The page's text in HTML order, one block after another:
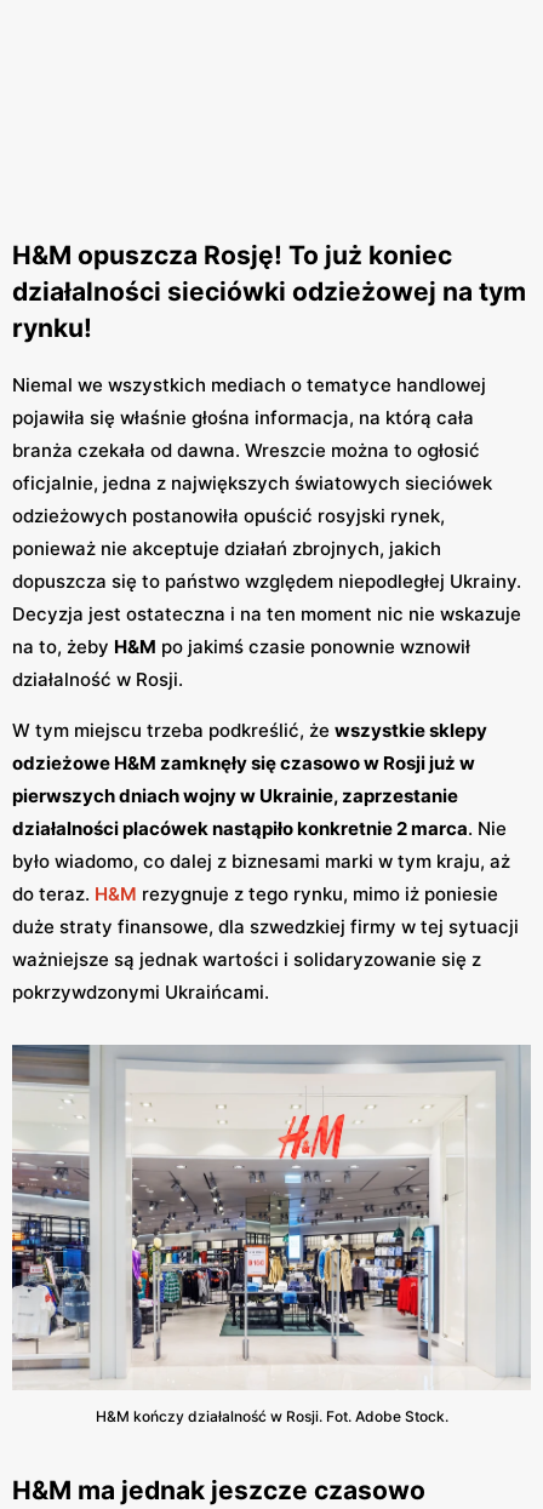
H&M opuszcza Rosję! To już koniec
działalności sieciówki odzieżowej na tym
rynku!
Niemal we wszystkich mediach o tematyce handlowej
pojawiła się właśnie głośna informacja, na którą cała
branża czekała od dawna. Wreszcie można to ogłosić
oficjalnie, jedna z największych światowych sieciówek
odzieżowych postanowiła opuścić rosyjski rynek,
ponieważ nie akceptuje działań zbrojnych, jakich
dopuszcza się to państwo względem niepodległej Ukrainy.
Decyzja jest ostateczna i na ten moment nic nie wskazuje
na to, żeby H&M po jakimś czasie ponownie wznowił
działalność w Rosji.
W tym miejscu trzeba podkreślić, że wszystkie sklepy
odzieżowe H&M zamknęły się czasowo w Rosji już w
pierwszych dniach wojny w Ukrainie, zaprzestanie
działalności placówek nastąpiło konkretnie 2 marca. Nie
było wiadomo, co dalej z biznesami marki w tym kraju, aż
do teraz. H&M rezygnuje z tego rynku, mimo iż poniesie
duże straty finansowe, dla szwedzkiej firmy w tej sytuacji
ważniejsze są jednak wartości i solidaryzowanie się z
pokrzywdzonymi Ukraińcami.
H&M kończy działalność w Rosji. Fot. Adobe Stock.
H&M ma jednak jeszcze czasowo